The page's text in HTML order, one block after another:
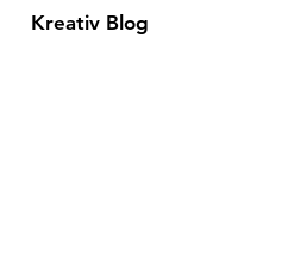
Kreativ Blog